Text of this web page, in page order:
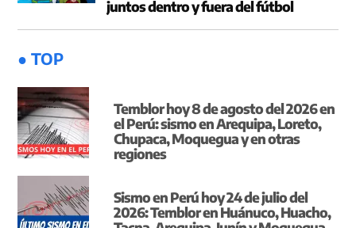
juntos dentro y fuera del fútbol
● TOP
Temblor hoy 8 de agosto del 2026 en
el Perú: sismo en Arequipa, Loreto,
Chupaca, Moquegua y en otras
regiones
Sismo en Perú hoy 24 de julio del
2026: Temblor en Huánuco, Huacho,